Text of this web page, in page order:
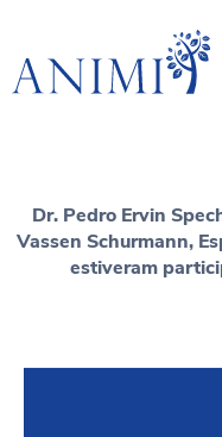
Dr. Pedro Ervin
Vassen Schurmann,
estiveram